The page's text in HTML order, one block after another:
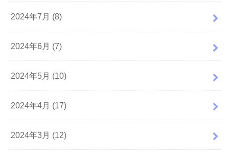
2024年7月 (8)
2024年6月 (7)
2024年5月 (10)
2024年4月 (17)
2024年3月 (12)